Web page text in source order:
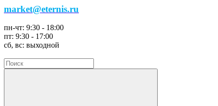
market@eternis.ru
пн-чт: 9:30 - 18:00
пт: 9:30 - 17:00
сб, вс: выходной